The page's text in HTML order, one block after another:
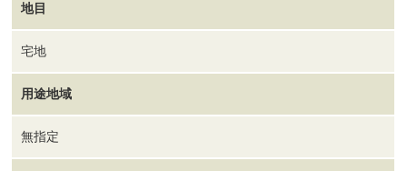
地目
宅地
用途地域
無指定